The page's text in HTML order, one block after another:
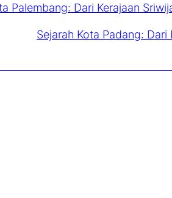
Palembang: Dari Kerajaan
Sejarah Kota Padang: